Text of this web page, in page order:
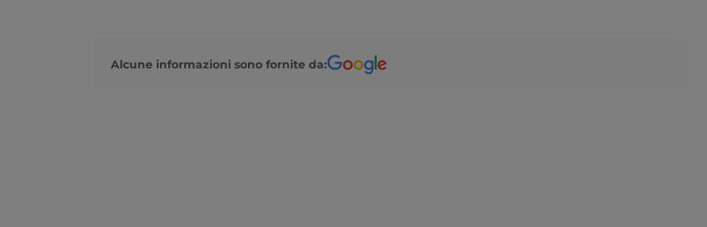
Alcune informazioni sono fornite da: